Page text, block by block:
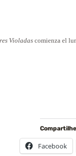
Violadascomienza el
Facebook